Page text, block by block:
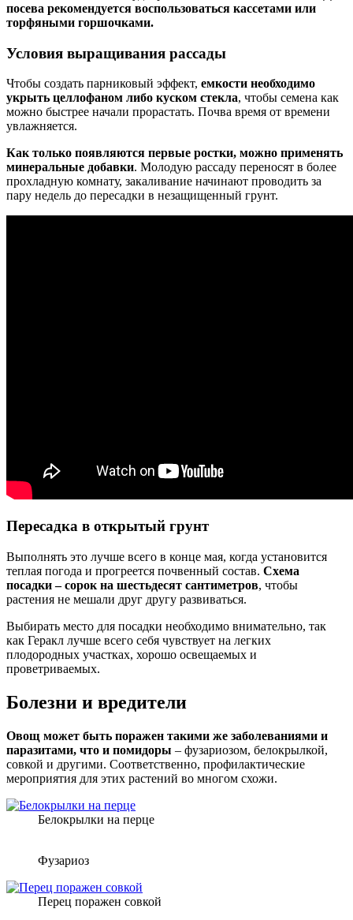
посева рекомендуется воспользоваться кассетами или
торфяными горшочками.
Условия выращивания рассады
Чтобы создать парниковый эффект, емкости необходимо
укрыть целлофаном либо куском стекла, чтобы семена как
можно быстрее начали прорастать. Почва время от времени
увлажняется.
Как только появляются первые ростки, можно применять
минеральные добавки. Молодую рассаду переносят в более
прохладную комнату, закаливание начинают проводить за
пару недель до пересадки в незащищенный грунт.
Пересадка в открытый грунт
Выполнять это лучше всего в конце мая, когда установится
теплая погода и прогреется почвенный состав. Схема
посадки – сорок на шестьдесят сантиметров, чтобы
растения не мешали друг другу развиваться.
Выбирать место для посадки необходимо внимательно, так
как Геракл лучше всего себя чувствует на легких
плодородных участках, хорошо освещаемых и
проветриваемых.
Болезни и вредители
Овощ может быть поражен такими же заболеваниями и
паразитами, что и помидоры – фузариозом, белокрылкой,
совкой и другими. Соответственно, профилактические
мероприятия для этих растений во многом схожи.
Белокрылки на перце
Фузариоз
Перец поражен совкой